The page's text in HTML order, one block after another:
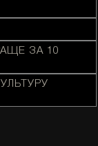
ЗА 10